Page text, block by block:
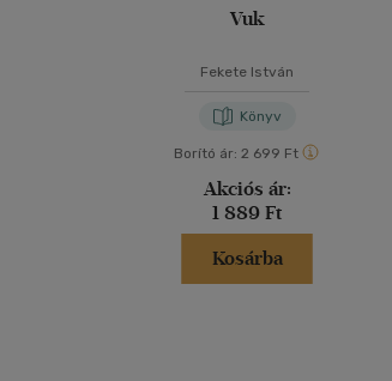
Vuk
Fekete István
Könyv
Borító ár: 2 699 Ft
Akciós ár:
1 889 Ft
Kosárba